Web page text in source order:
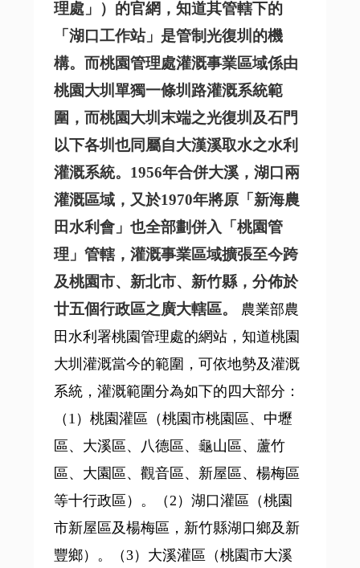
理處」）的官網，知道其管轄下的
「湖口工作站」是管制光復圳的機
構。而桃園管理處灌溉事業區域係由
桃園大圳單獨一條圳路灌溉系統範
圍，而桃園大圳末端之光復圳及石門
以下各圳也同屬自大漢溪取水之水利
灌溉系統。1956年合併大溪，湖口兩
灌溉區域，又於1970年將原「新海農
田水利會」也全部劃併入「桃園管
理」管轄，灌溉事業區域擴張至今跨
及桃園市、新北市、新竹縣，分佈於
廿五個行政區之廣大轄區。
農業部農
田水利署桃園管理處的網站，知道桃園
大圳灌溉當今的範圍，可依地勢及灌溉
系統，灌溉範圍分為如下的四大部分：
（1）桃園灌區（桃園市桃園區、中壢
區、大溪區、八德區、龜山區、蘆竹
區、大園區、觀音區、新屋區、楊梅區
等十行政區）。（2）湖口灌區（桃園
市新屋區及楊梅區，新竹縣湖口鄉及新
豐鄉）。（3）大溪灌區（桃園市大溪